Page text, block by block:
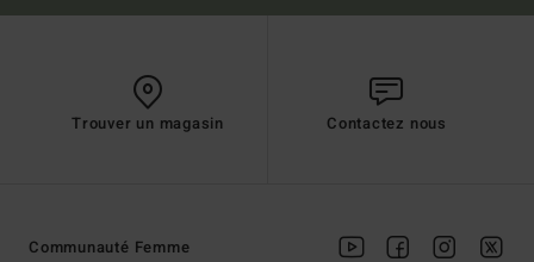
Trouver un magasin Contactez nous
Communauté Femme